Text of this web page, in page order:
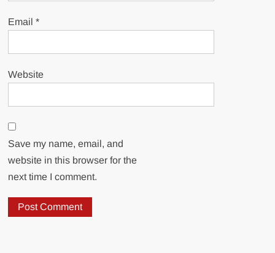
Email*
Website
Save my name, email, and
website in this browser for the
next time I comment.